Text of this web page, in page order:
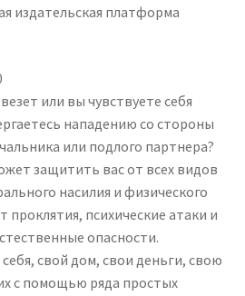
издательская платформа
или вы чувствуете себя
нападению со стороны
или подлого партнера?
защитить вас от всех видов
насилия и физического
проклятия, психические атаки и
опасности.
свой дом, свои деньги, свою
с помощью ряда простых